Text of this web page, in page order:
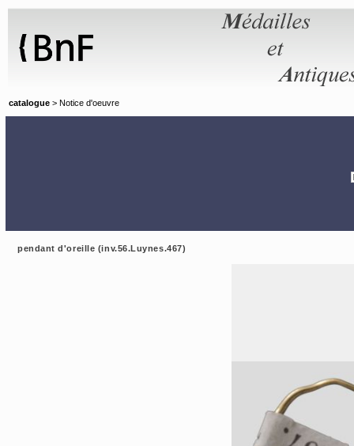
catalogue > Notice d'oeuvre
pendant d'oreille (inv.56.Luynes.467)